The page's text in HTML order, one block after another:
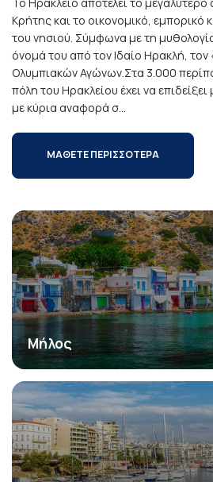
Κρήτης και το οικονομικό, εμπορικό
του νησιού. Σύμφωνα με τη
όνομά του από τον Ιδαίο Ηρακλή,
Ολυμπιακών Αγώνων.Στα 3.000
πόλη του Ηρακλείου έχει να
με κύρια αναφορά σ...
ΜΑΘΕΤΕ ΠΕΡΙΣΣΟΤΕΡΑ
Μήλος